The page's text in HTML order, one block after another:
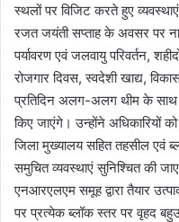
स्थलों पर विजिट करते हुए
रजत जयंती सप्ताह के अवसर पर
पर्यावरण एवं जलवायु परिवर्तन,
रोजगार दिवस, स्वदेशी खाद्य,
प्रतिदिन अलग-अलग थीम के साथ
किए जाएंगे। उन्होंने अधिकारियों
जिला मुख्यालय सहित तहसील एवं
समुचित व्यवस्थाएं सुनिश्चित की
एनआरएलएम समूह द्वारा तैयार
पर प्रत्येक ब्लॉक स्तर पर वृहद